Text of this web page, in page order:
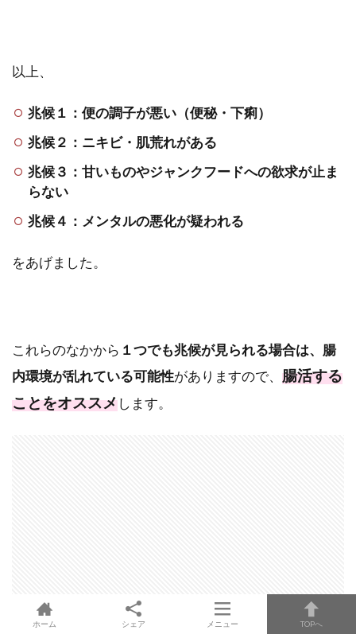
以上、
兆候１：便の調子が悪い（便秘・下痢）
兆候２：ニキビ・肌荒れがある
兆候３：甘いものやジャンクフードへの欲求が止ま
らない
兆候４：メンタルの悪化が疑われる
をあげました。
これらのなかから １つでも兆候が見られる場合は、腸
内環境が乱れている可能性がありますので、 腸活する
ことをオススメします。
ホーム シェア メニュー TOPへ